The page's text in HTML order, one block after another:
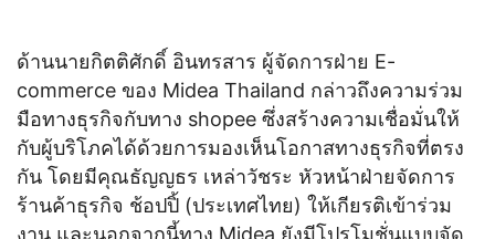
ด้านนายกิตติศักดิ์ อินทรสาร ผู้จัดการฝ่าย E-
commerce ของ Midea Thailand กล่าวถึงความร่วม
มือทางธุรกิจกับทาง shopee ซึ่งสร้างความเชื่อมั่นให้
กับผู้บริโภคได้ด้วยการมองเห็นโอกาสทางธุรกิจที่ตรง
กัน โดยมีคุณธัญญธร เหล่าวัชระ หัวหน้าฝ่ายจัดการ
ร้านค้าธุรกิจ ช้อปปิ้ (ประเทศไทย) ให้เกียรติเข้าร่วม
งาน และนอกจากนี้ทาง Midea ยังมีโปรโมชั่นแบบจัด